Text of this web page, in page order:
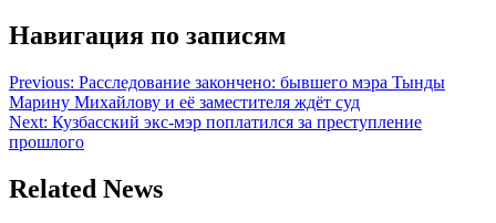
Навигация по записям
Previous: Расследование закончено: бывшего мэра Тынды
Марину Михайлову и её заместителя ждёт суд
Next: Кузбасский экс-мэр поплатился за преступление
прошлого
Related News